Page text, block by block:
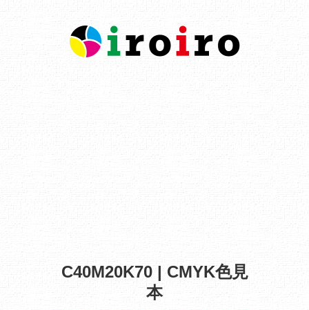
C40M20K70 | CMYK色見
本